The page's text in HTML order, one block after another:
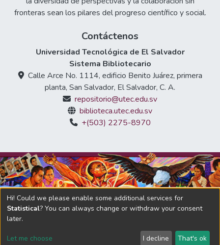
fronteras sean los pilares del progreso científico y social.
Contáctenos
Universidad Tecnológica de El Salvador
Sistema Bibliotecario
Calle Arce No. 1114, edificio Benito Juárez, primera
planta, San Salvador, El Salvador, C. A.
repositorio@utec.edu.sv
biblioteca.utec.edu.sv
+(503) 2275-8970
DSpace software copyright © 2002-2026LYRASIS
Hi! Could we please enable some additional services for
Statistical? You can always change or withdraw your consent
later.
Let me choose I decline That's ok